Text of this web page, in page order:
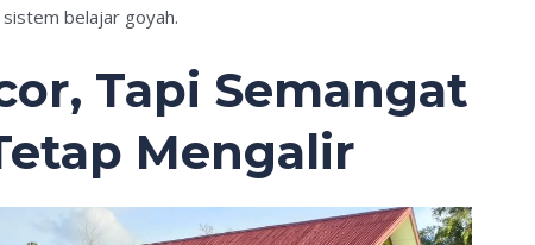
belajar goyah.
Tapi Semangat
Mengalir